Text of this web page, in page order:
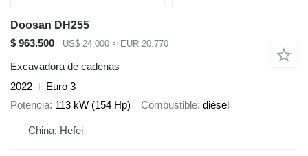
Doosan DH255
$ 963.500
US$ 24.000 ≈ EUR 20.770
Excavadora de cadenas
2022
Euro 3
Potencia 113 kW (154 Hp) Combustible diésel
China, Hefei